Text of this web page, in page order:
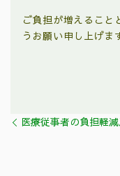
ご負担が増えること
うお願い申し上げま
医療従事者の負担軽